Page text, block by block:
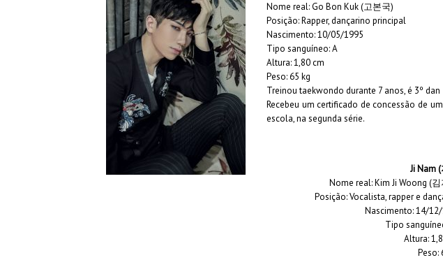
Nome real: Go Bon Kuk (고본국)
Posição: Rapper, dançarino principal
Nascimento: 10/05/1995
Tipo sanguíneo: A
Altura: 1,80 cm
Peso: 65 kg
Treinou taekwondo durante 7 anos, é 3º dan
Recebeu umcertificado de concessão de
escola,na segunda série.
Ji Nam
Nome real: Kim Ji Woong (
Posição: Vocalista, rapper e
Nascimento: 14/
Tipo
Altura:
Peso: